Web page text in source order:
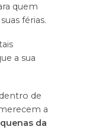
quem
férias.
a sua
de
a
da